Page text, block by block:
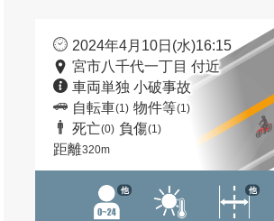
2024年4月10日(水)16:15
宮市八千代一丁目 付近
車両単独 小破事故
自転車(1) 物件等(1)
死亡(0) 負傷(1)
距離320m
他 他